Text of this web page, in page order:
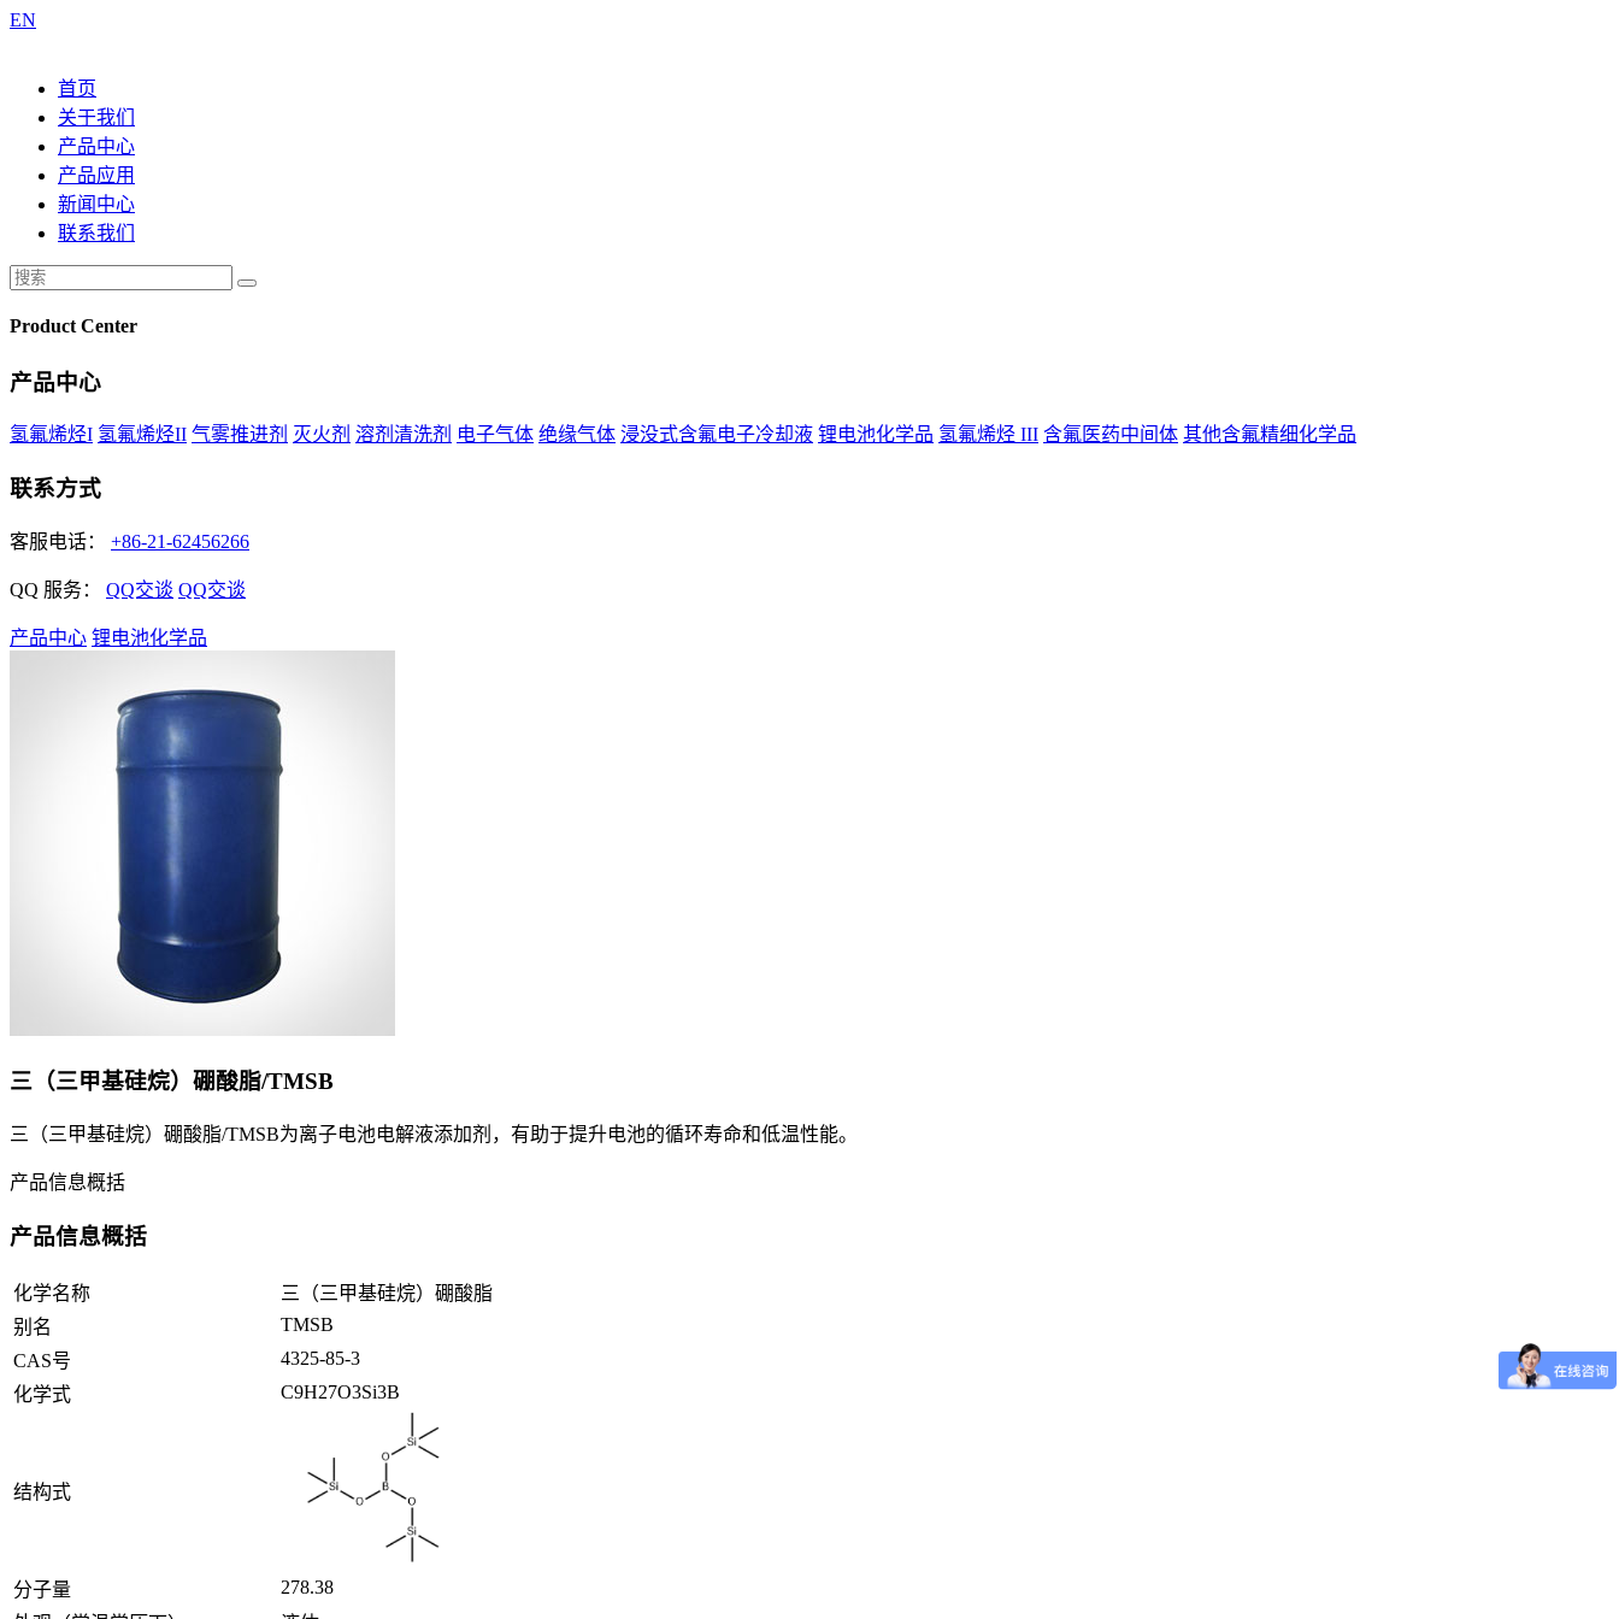
EN
首页
关于我们
产品中心
产品应用
新闻中心
联系我们
Product Center
产品中心
氢氟烯烃I 氢氟烯烃II 气雾推进剂 灭火剂 溶剂清洗剂 电子气体 绝缘气体 浸没式含氟电子冷却液 锂电池化学品 氢氟烯烃 III 含氟医药中间体 其他含氟精细化学品
联系方式
客服电话： +86-21-62456266
QQ 服务： QQ交谈 QQ交谈
产品中心 锂电池化学品
三（三甲基硅烷）硼酸脂/TMSB
三（三甲基硅烷）硼酸脂/TMSB为离子电池电解液添加剂，有助于提升电池的循环寿命和低温性能。
产品信息概括
产品信息概括
化学名称
三（三甲基硅烷）硼酸脂
别名
TMSB
CAS号
4325-85-3
化学式
C9H27O3Si3B
结构式
分子量
278.38